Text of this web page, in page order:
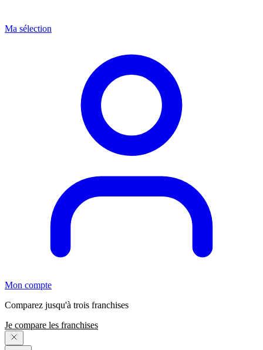
Ma sélection
Mon compte
Comparez jusqu'à trois franchises
Je compare les franchises